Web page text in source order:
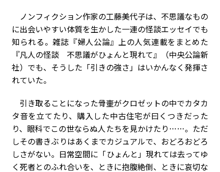
ノンフィクション作家の工藤美代子は、不思議なもの
に出会いやすい体質を生かした一連の怪談エッセイでも
知られる。雑誌『婦人公論』上の人気連載をまとめた
『凡人の怪談 不思議がひょんと現れて』（中央公論新
社）でも、そうした「引きの強さ」はいかんなく発揮さ
れていた。
引き取ることになった骨壷がクロゼットの中でカタカ
タ音を立てたり、購入した中古住宅が曰くつきだった
り、眼科でこの世ならぬ人たちを見かけたり……。ただ
しその書きぶりはあくまでカジュアルで、おどろおどろ
しさがない。日常空間に「ひょんと」現れては去ってゆ
く死者とのふれ合いを、ときに抱腹絶倒、ときに哀切な